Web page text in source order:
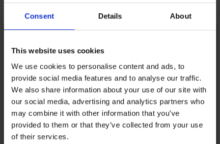
Consent Details About
This website uses cookies
We use cookies to personalise content and ads, to
provide social media features and to analyse our traffic.
We also share information about your use of our site with
our social media, advertising and analytics partners who
may combine it with other information that you’ve
provided to them or that they’ve collected from your use
of their services.
Potrebbe piacerti